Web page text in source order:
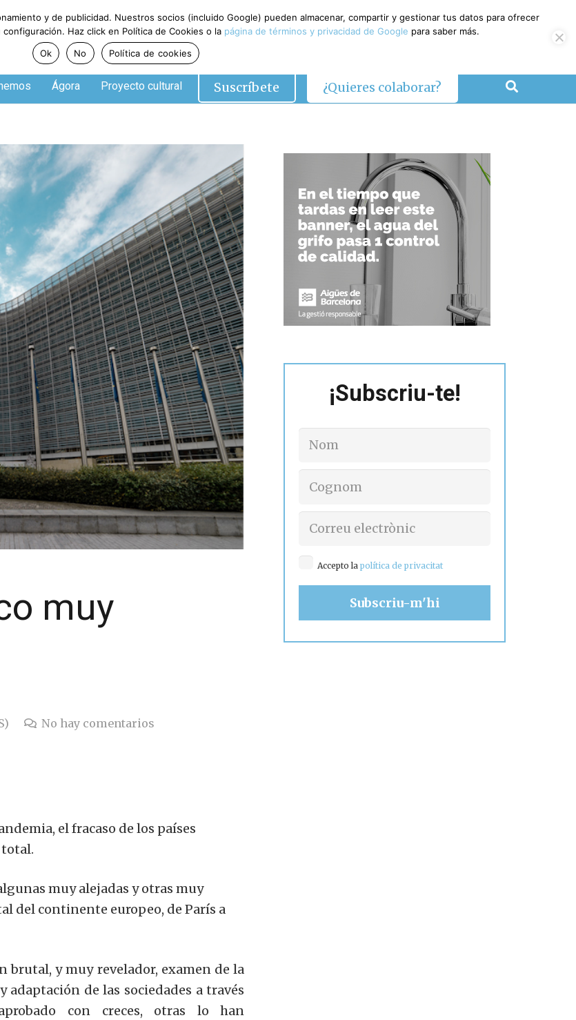
Ágora Proyecto cultural Suscríbete ¿Quieres colaborar?
muy
No hay comentarios
el fracaso de los países
total.
muy alejadas y otras muy
del continente europeo, de París a
brutal, y muy revelador, examen de la
de las sociedades a través
con creces, otras lo han
¡Subscriu-te!
Accepto lapolítica de privacitat
y de publicidad. Nuestros socios (incluido Google) pueden almacenar, compartir y gestionar tus datos para ofrecer
Haz click en Política de Cookies o la página de términos y privacidad de Google para saber más.
Ok
No Política de cookies